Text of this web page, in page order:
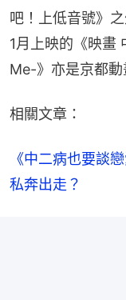
吧！上低音號》
1月上映的《映畫
Me-》亦是京都動
相關文章：
《中二病也要談
私奔出走？